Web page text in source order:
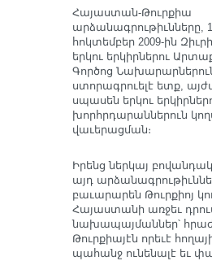
Հայաստան-Թուրքիա
արձանագրութիւնները,
հոկտեմբեր 2009-ին
երկու երկիրներու
Գործոց
ստորագրուելէ ետք,
սպասեն երկու
խորհրդարաններուն
վաւերացման։
Իրենց ներկայ
այդ
բաւարարեն Թուրքիոյ
Հայաստանի առջեւ
նախապայմաններ՝
Թուրքիայէն որեւէ
պահանջ ունենալէ եւ